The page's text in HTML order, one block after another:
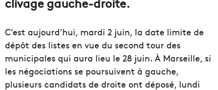
C’est aujourd’hui, mardi 2 juin, la date limite de
dépôt des listes en vue du second tour des
municipales qui aura lieu le 28 juin. À Marseille, si
les négociations se poursuivent à gauche,
plusieurs candidats de droite ont déposé, lundi